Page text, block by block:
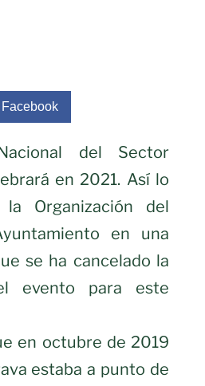
Facebook
del Sector
en 2021. Así lo
Organización del
en una
se ha cancelado la
evento para este
en octubre de 2019
estaba a punto de